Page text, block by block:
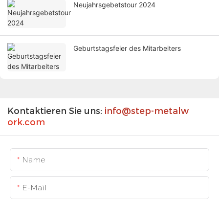
Neujahrsgebetstour 2024
Geburtstagsfeier des Mitarbeiters
Kontaktieren Sie uns: info@step-metalw
ork.com
Name
E-Mail